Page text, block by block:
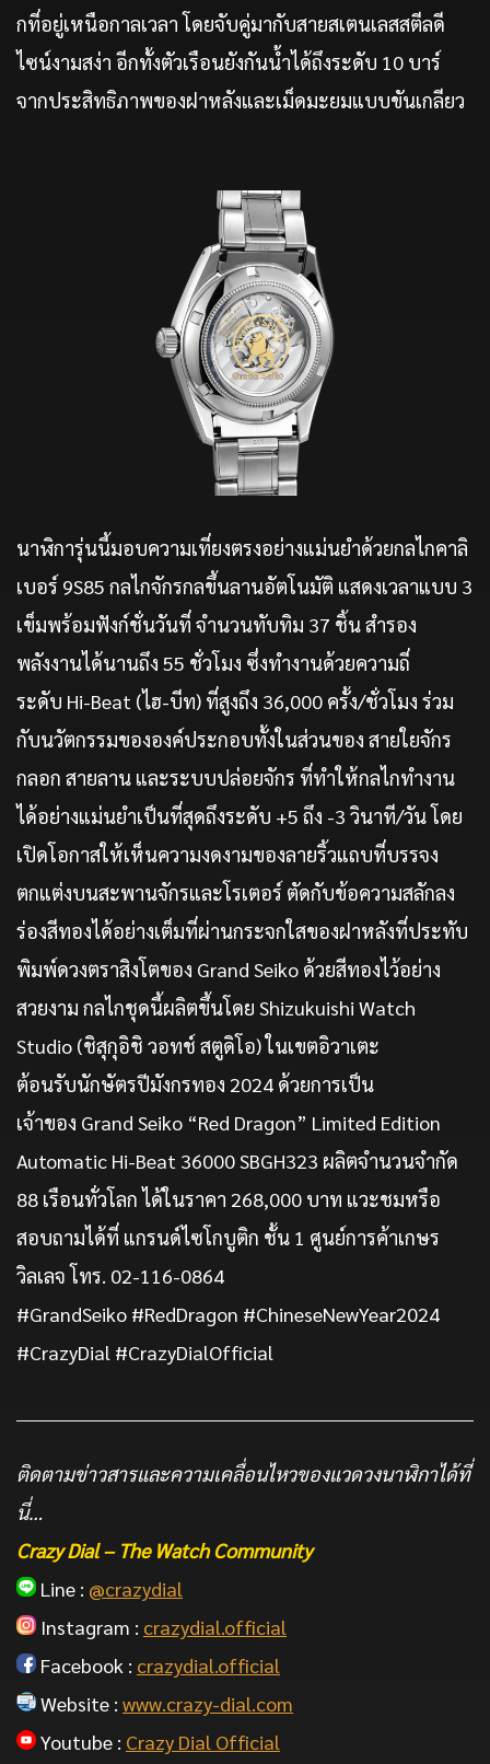
กที่อยู่เหนือกาลเวลา โดยจับคู่มากับสายสเตนเลสสตีลดี
ไซน์งามสง่า อีกทั้งตัวเรือนยังกันน้ำได้ถึงระดับ 10 บาร์
จากประสิทธิภาพของฝาหลังและเม็ดมะยมแบบขันเกลียว
นาฬิการุ่นนี้มอบความเที่ยงตรงอย่างแม่นยำด้วยกลไกคาลิ
เบอร์ 9S85 กลไกจักรกลขึ้นลานอัตโนมัติ แสดงเวลาแบบ 3
เข็มพร้อมฟังก์ชั่นวันที่ จำนวนทับทิม 37 ชิ้น สำรอง
พลังงานได้นานถึง 55 ชั่วโมง ซึ่งทำงานด้วยความถี่
ระดับ Hi-Beat (ไฮ-บีท) ที่สูงถึง 36,000 ครั้ง/ชั่วโมง ร่วม
กับนวัตกรรมขององค์ประกอบทั้งในส่วนของ สายใยจักร
กลอก สายลาน และระบบปล่อยจักร ที่ทำให้กลไกทำงาน
ได้อย่างแม่นยำเป็นที่สุดถึงระดับ +5 ถึง -3 วินาที/วัน โดย
เปิดโอกาสให้เห็นความงดงามของลายริ้วแถบที่บรรจง
ตกแต่งบนสะพานจักรและโรเตอร์ ตัดกับข้อความสลักลง
ร่องสีทองได้อย่างเต็มที่ผ่านกระจกใสของฝาหลังที่ประทับ
พิมพ์ดวงตราสิงโตของ Grand Seiko ด้วยสีทองไว้อย่าง
สวยงาม กลไกชุดนี้ผลิตขึ้นโดย Shizukuishi Watch
Studio (ชิสุกุอิชิ วอทช์ สตูดิโอ) ในเขตอิวาเตะ
ต้อนรับนักษัตรปีมังกรทอง 2024 ด้วยการเป็น
เจ้าของ Grand Seiko “Red Dragon” Limited Edition
Automatic Hi-Beat 36000 SBGH323 ผลิตจำนวนจำกัด
88 เรือนทั่วโลก ได้ในราคา 268,000 บาท แวะชมหรือ
สอบถามได้ที่ แกรนด์ไซโกบูติก ชั้น 1 ศูนย์การค้าเกษร
วิลเลจ โทร. 02-116-0864
#GrandSeiko #RedDragon #ChineseNewYear2024
#CrazyDial #CrazyDialOfficial
ติดตามข่าวสารและความเคลื่อนไหวของแวดวงนาฬิกาได้ที่
นี่…
Crazy Dial – The Watch Community
Line : @crazydial
Instagram : crazydial.official
Facebook : crazydial.official
Website : www.crazy-dial.com
Youtube : Crazy Dial Official